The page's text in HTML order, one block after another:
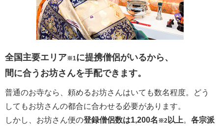
全国主要エリア※1に提携僧侶がいるから、
間に合うお坊さんを手配できます。
普通のお寺なら、頼めるお坊さんはいても数名程度。どう
してもお坊さんの都合に合わせる必要があります。
しかし、お坊さん便の登録僧侶数は1,200名 ※2 以上。 各宗派